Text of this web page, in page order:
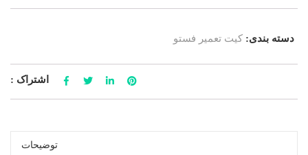
دسته بندی: کیت تعمیر فستو
اشتراک :
توضیحات